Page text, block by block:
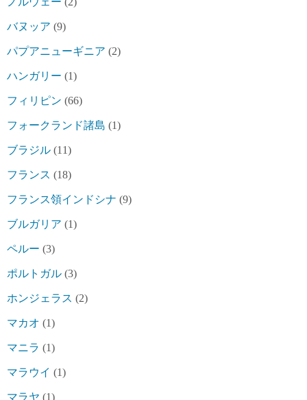
バヌッア (9)
パプアニューギニア (2)
ハンガリー (1)
フィリピン (66)
フォークランド諸島 (1)
ブラジル (11)
フランス (18)
フランス領インドシナ (9)
ブルガリア (1)
ペルー (3)
ポルトガル (3)
ホンジェラス (2)
マカオ (1)
マニラ (1)
マラウイ (1)
マラヤ (1)